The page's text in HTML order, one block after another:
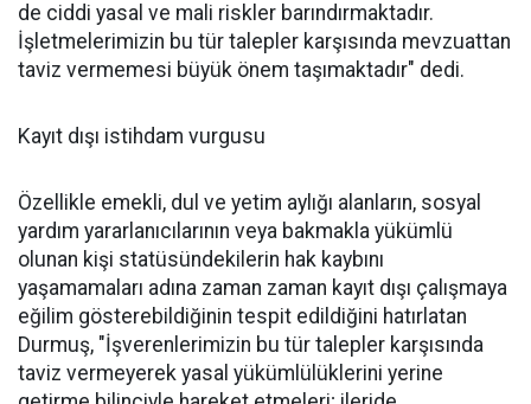
de ciddi yasal ve mali riskler barındırmaktadır.
İşletmelerimizin bu tür talepler karşısında mevzuattan
taviz vermemesi büyük önem taşımaktadır" dedi.
Kayıt dışı istihdam vurgusu
Özellikle emekli, dul ve yetim aylığı alanların, sosyal
yardım yararlanıcılarının veya bakmakla yükümlü
olunan kişi statüsündekilerin hak kaybını
yaşamamaları adına zaman zaman kayıt dışı çalışmaya
eğilim gösterebildiğinin tespit edildiğini hatırlatan
Durmuş, "İşverenlerimizin bu tür talepler karşısında
taviz vermeyerek yasal yükümlülüklerini yerine